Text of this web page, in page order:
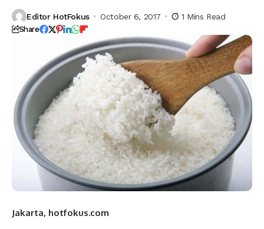
Editor HotFokus October 6, 2017 1 Mins Read
Share
Jakarta, hotfokus.com